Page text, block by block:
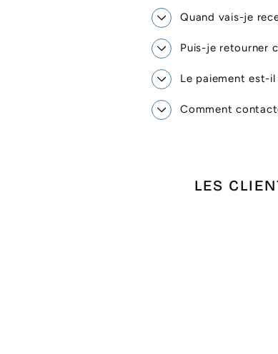
Quand vais-je
Puis-je retourner
Le paiement est-il
Comment
LES